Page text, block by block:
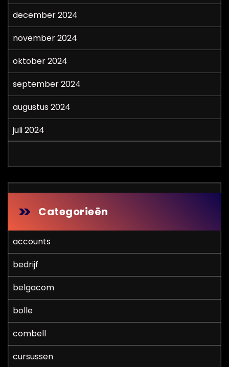
december 2024
november 2024
oktober 2024
september 2024
augustus 2024
juli 2024
Categorieën
accounts
bedrijf
belgacom
bolle
combell
cursussen